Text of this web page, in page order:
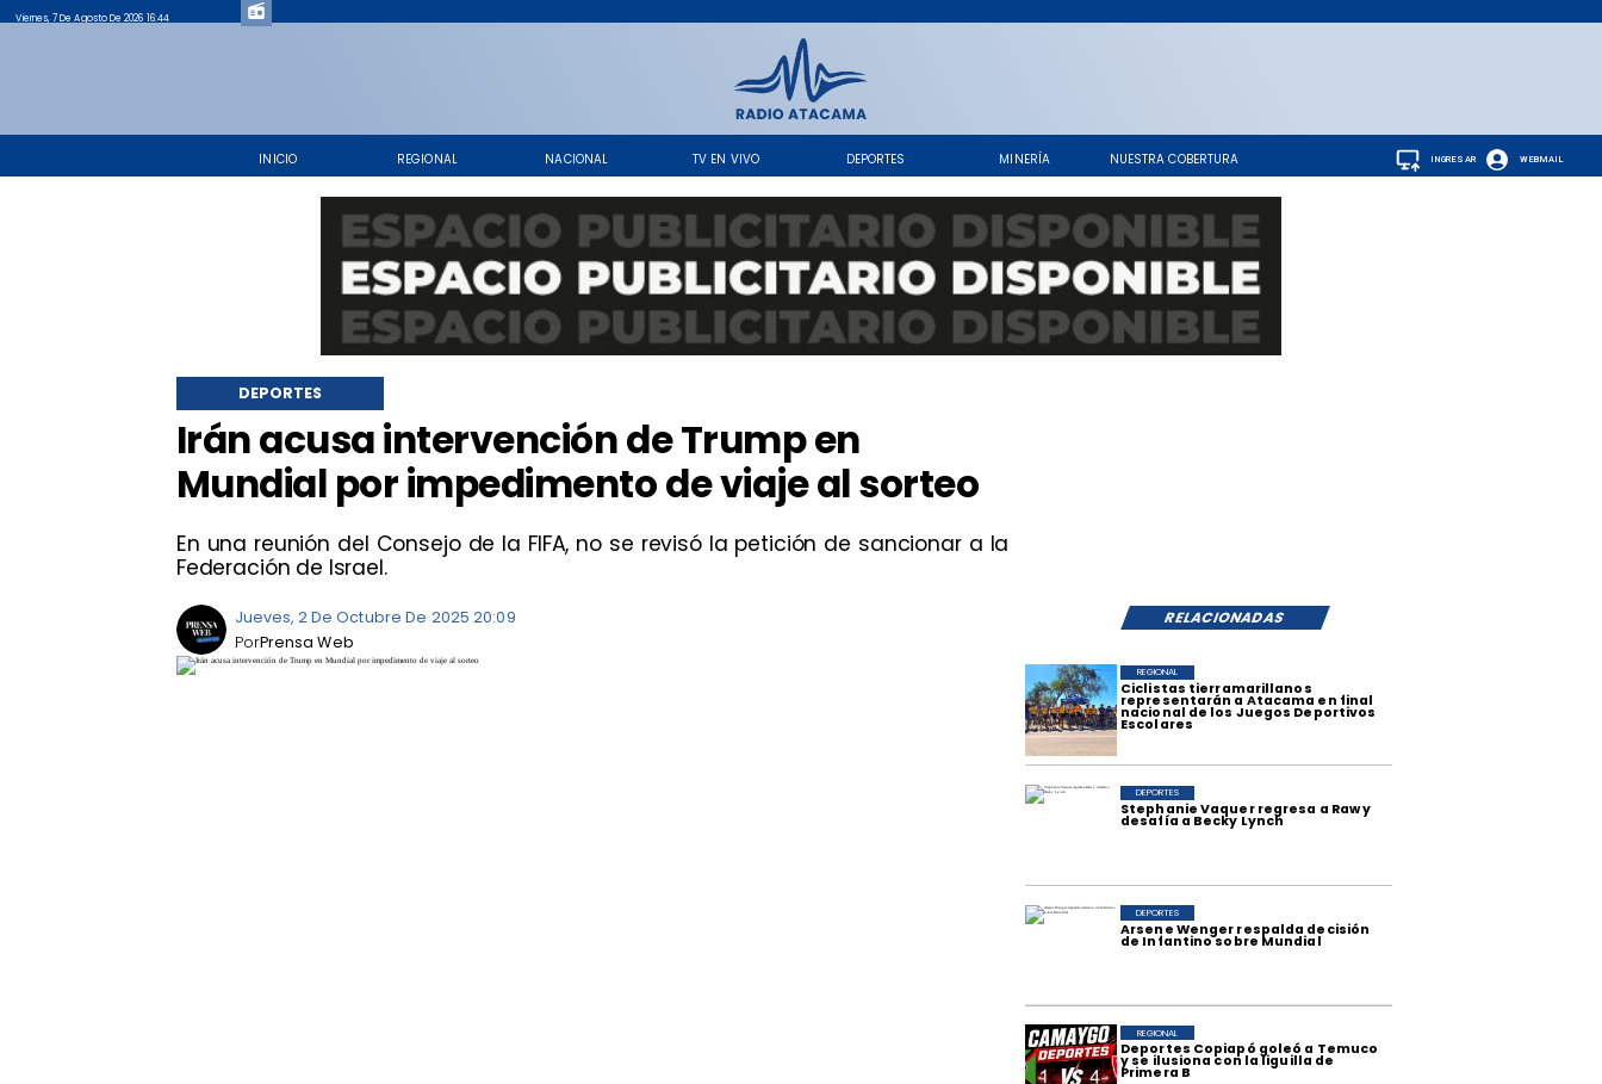
INICIO REGIONAL NACIONAL TV EN VIVO DEPORTES MINERÍA NUESTRA COBERTURA
Viernes, 7 De Agosto De 2026 16:44
WEBMAIL
INGRESAR
Irán acusa intervención de Trump en
Mundial por impedimento de viaje al sorteo
En una reunión del Consejo de la FIFA, no se revisó la petición de sancionar a la
Federación de Israel.
DEPORTES
RELACIONADAS
Jueves, 2 De Octubre De 2025 20:09
Prensa Web
Por
​Ciclistas tierramarillanos
representarán a Atacama en final
nacional de los Juegos Deportivos
Escolares
REGIONAL
Stephanie Vaquer regresa a Raw y
desafía a Becky Lynch
DEPORTES
Arsene Wenger respalda decisión
de Infantino sobre Mundial
DEPORTES
Deportes Copiapó goleó a Temuco
y se ilusiona con la liguilla de
Primera B
REGIONAL